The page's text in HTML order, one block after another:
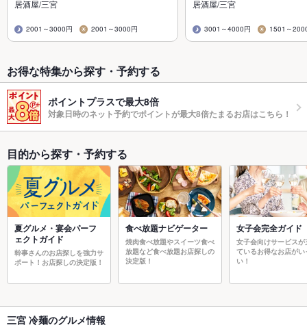
居酒屋/三宮
2001～3000円 2001～3000円
居酒屋/三宮
3001～4000円 1501～
お得な特集から探す・予約する
ポイントプラスで最大8倍
対象日時のネット予約でポイントが最大8倍たまるお店はこちら！
目的から探す・予約する
夏グルメ・宴会パーフ
ェクトガイド
幹事さんのお店探しを強力サ
ポート！お店探しの決定版！
食べ放題ナビゲーター
焼肉食べ放題やスイーツ食べ
放題など食べ放題お店探しの
決定版！
女子会完全ガイド
女子会向けサービスが
ているお得なお店がい
い！
三宮 冷麺のグルメ情報